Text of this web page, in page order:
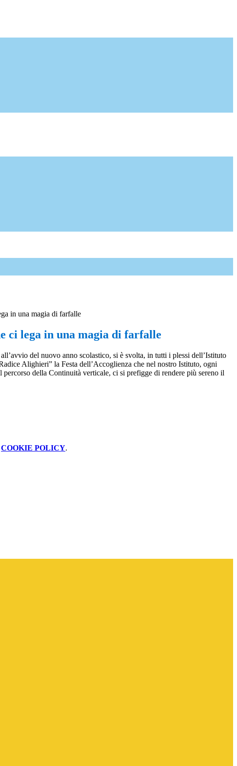
in una magia di farfalle
ci lega in una magia di farfalle
del nuovo anno scolastico, si è svolta, in tutti i plessi dell’Istituto
Alighieri” la Festa dell’Accoglienza che nel nostro Istituto, ogni
della Continuità verticale, ci si prefigge di rendere più sereno il
COOKIE POLICY.